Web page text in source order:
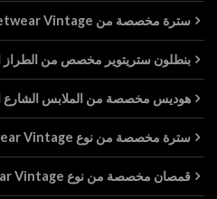
سترة مخصصة من Streetwear Vintage
بنطلون ستريتوير مخصص من الطراز
هوديس مخصصة من الملابس الشارع
سترة مخصصة من نوع Streetwear Vintage
قمصان مخصصة من نوع Streetwear Vintage